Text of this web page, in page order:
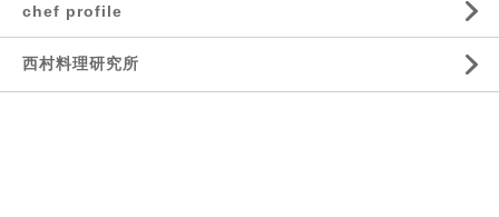
chef profile
西村料理研究所